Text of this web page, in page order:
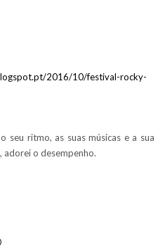
2016/10/festival-rocky-
seu ritmo, as suas músicas e a sua
adorei o desempenho.